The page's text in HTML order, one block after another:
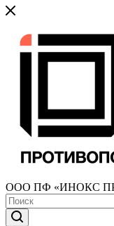
ООО ПФ «ИНОКС